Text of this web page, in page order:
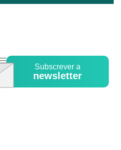
Subscrever a
newsletter